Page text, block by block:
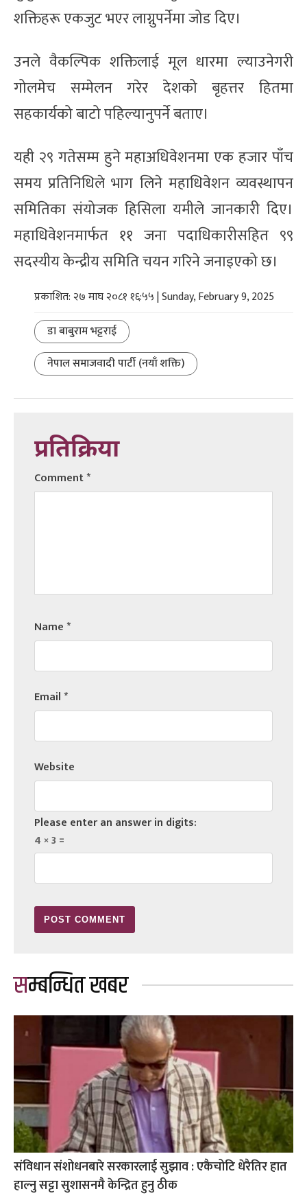
शक्तिहरू एकजुट भएर लाग्नुपर्नेमा जोड दिए।
उनले वैकल्पिक शक्तिलाई मूल धारमा ल्याउनेगरी
गोलमेच सम्मेलन गरेर देशको बृहत्तर हितमा
सहकार्यको बाटो पहिल्यानुपर्ने बताए।
यही २९ गतेसम्म हुने महाअधिवेशनमा एक हजार पाँच
समय प्रतिनिधिले भाग लिने महाधिवेशन व्यवस्थापन
समितिका संयोजक हिसिला यमीले जानकारी दिए।
महाधिवेशनमार्फत ११ जना पदाधिकारीसहित ९९
सदस्यीय केन्द्रीय समिति चयन गरिने जनाइएको छ।
प्रकाशित: २७ माघ २०८१ १६:५५ | Sunday, February 9, 2025
डा बाबुराम भट्टराई
नेपाल समाजवादी पार्टी (नयाँ शक्ति)
प्रतिक्रिया
Comment*
Name*
Email*
Website
Please enter an answer in digits:
4 × 3 =
सम्बन्धित खबर
संविधान संशोधनबारे सरकारलाई सुझाव : एकैचोटि धेरैतिर हात
हाल्नु सट्टा सुशासनमै केन्द्रित हुनु ठीक